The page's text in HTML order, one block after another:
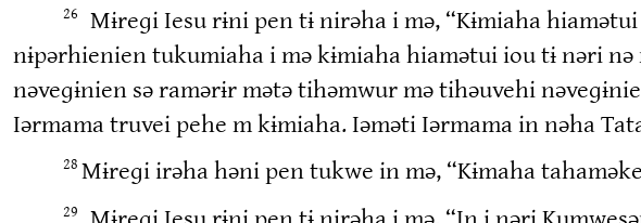
26
Mɨreɡi Iesu rɨni pen tɨ nirəha i mə, “Kɨmiaha
nɨpərhienien tukumiaha i mə kɨmiaha hiamətui iou tɨ nəri
nəveɡɨnien sə ramərɨr mətə tihəmwur mə tihəuvehi
Iərmama truvei pehe m kɨmiaha. Iəməti Iərmama in nəha
28 Mɨreɡi irəha həni pen tukwe in mə, “Kɨmaha
29